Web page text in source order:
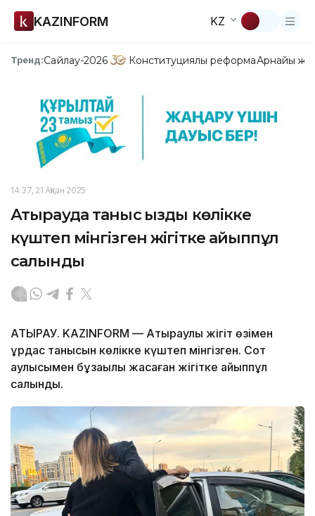
KAZINFORM KZ
Тренд:Сайлау-2026 Конституциялық реформаАрнайы
14:37, 21 Ақпан 2025
Атырауда таныс қызды көлікке
күштеп мінгізген жігітке айыппұл
салынды
АТЫРАУ. KAZINFORM — Атыраулық жігіт өзімен
құрдас танысын көлікке күштеп мінгізген. Сот
қаулысымен бұзақылық жасаған жігітке айыппұл
салынды.